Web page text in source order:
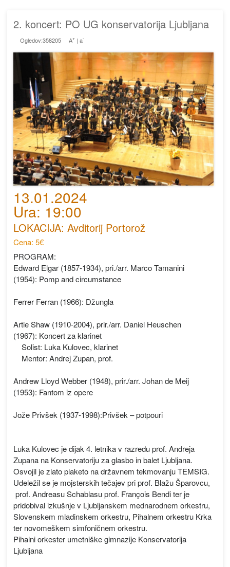
2. koncert: PO UG konservatorija Ljubljana
Ogledov:358205 A+| a-
13.01.2024
Ura: 19:00
LOKACIJA: Avditorij Portorož
Cena: 5€
PROGRAM:
Edward Elgar (1857-1934), pri./arr. Marco Tamanini
(1954): Pomp and circumstance
Ferrer Ferran (1966): Džungla
Artie Shaw (1910-2004), prir./arr. Daniel Heuschen
(1967): Koncert za klarinet
Solist: Luka Kulovec, klarinet
Mentor: Andrej Zupan, prof.
Andrew Lloyd Webber (1948), prir./arr. Johan de Meij
(1953): Fantom iz opere
Jože Privšek (1937-1998):Privšek – potpouri
Luka Kulovec je dijak 4. letnika v razredu prof. Andreja
Zupana na Konservatoriju za glasbo in balet Ljubljana.
Osvojil je zlato plaketo na državnem tekmovanju TEMSIG.
Udeležil se je mojsterskih tečajev pri prof. Blažu Šparovcu,
prof. Andreasu Schablasu prof. François Bendi ter je
pridobival izkušnje v Ljubljanskem mednarodnem orkestru,
Slovenskem mladinskem orkestru, Pihalnem orkestru Krka
ter novomeškem simfoničnem orkestru.
Pihalni orkester umetniške gimnazije Konservatorija
Ljubljana